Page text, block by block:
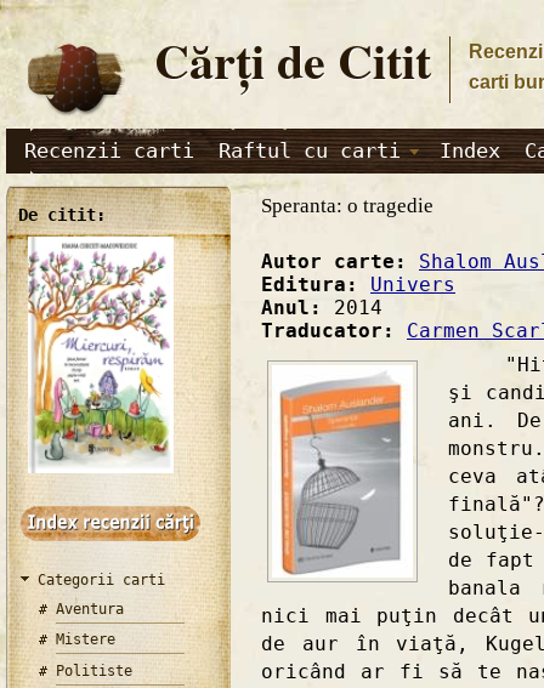
Cărţi de Citit
carti
Recenzii carti Raftul cu carti Index
De citit:
Categorii carti
Aventura
Mistere
Politiste
Speranta: o tragedie
Autor carte: Shalom
Editura: Univers
Anul: 2014
Traducator: Carmen
şi
ani.
ceva
de fapt
nici mai puţin decât
de aur în viaţă,
oricând ar fi să te